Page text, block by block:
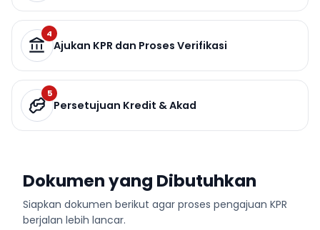
4
Ajukan KPR dan Proses Verifikasi
5
Persetujuan Kredit & Akad
Dokumen yang Dibutuhkan
Siapkan dokumen berikut agar proses pengajuan KPR
berjalan lebih lancar.